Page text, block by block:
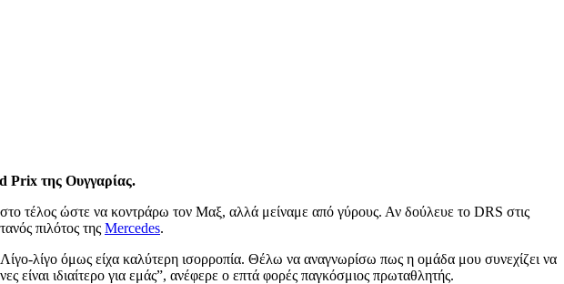
Prix της Ουγγαρίας.
τέλος ώστε να κοντράρω τον Μαξ, αλλά μείναμε από γύρους. Αν δούλευε το DRS στις
πιλότος της Mercedes.
λίγο όμως είχα καλύτερη ισορροπία. Θέλω να αναγνωρίσω πως η ομάδα μου συνεχίζει να
είναι ιδιαίτερο για εμάς”, ανέφερε ο επτά φορές παγκόσμιος πρωταθλητής.